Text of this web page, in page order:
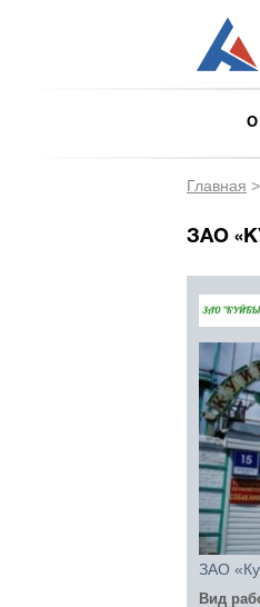
О
Главная >
ЗАО
ЗАО
Вид